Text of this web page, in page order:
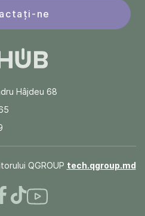
ne
Hâjdeu 68
QGROUP tech.qgroup.md